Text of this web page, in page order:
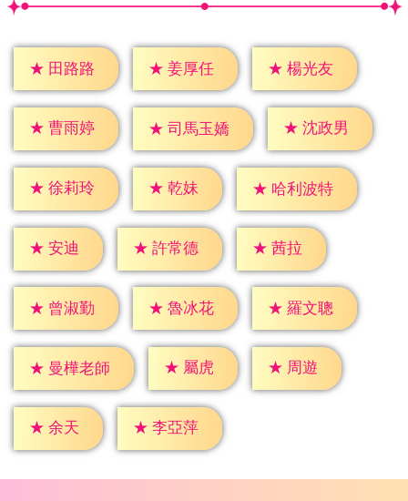
★ 田路路 ★ 姜厚任 ★ 楊光友
★ 曹雨婷 ★ 司馬玉嬌 ★ 沈政男
★ 徐莉玲 ★ 乾妹 ★ 哈利波特
★ 安迪 ★ 許常德 ★ 茜拉
★ 曾淑勤 ★ 魯冰花 ★ 羅文聰
★ 曼樺老師 ★ 屬虎 ★ 周遊
★ 余天 ★ 李亞萍